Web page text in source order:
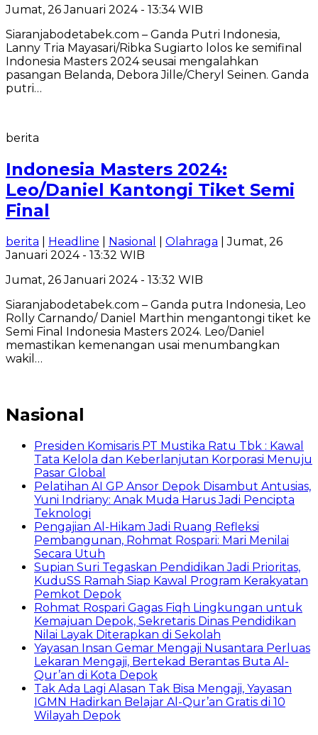
Jumat, 26 Januari 2024 - 13:34 WIB
Siaranjabodetabek.com – Ganda Putri Indonesia,
Lanny Tria Mayasari/Ribka Sugiarto lolos ke semifinal
Indonesia Masters 2024 seusai mengalahkan
pasangan Belanda, Debora Jille/Cheryl Seinen. Ganda
putri…
berita
Indonesia Masters 2024:
Leo/Daniel Kantongi Tiket Semi
Final
berita Headline Nasional Olahraga | Jumat, 26
Januari 2024 - 13:32 WIB
Jumat, 26 Januari 2024 - 13:32 WIB
Siaranjabodetabek.com – Ganda putra Indonesia, Leo
Rolly Carnando/ Daniel Marthin mengantongi tiket ke
Semi Final Indonesia Masters 2024. Leo/Daniel
memastikan kemenangan usai menumbangkan
wakil…
Nasional
Presiden Komisaris PT Mustika Ratu Tbk : Kawal
Tata Kelola dan Keberlanjutan Korporasi Menuju
Pasar Global
Pelatihan AI GP Ansor Depok Disambut Antusias,
Yuni Indriany: Anak Muda Harus Jadi Pencipta
Teknologi
Pengajian Al-Hikam Jadi Ruang Refleksi
Pembangunan, Rohmat Rospari: Mari Menilai
Secara Utuh
Supian Suri Tegaskan Pendidikan Jadi Prioritas,
KuduSS Ramah Siap Kawal Program Kerakyatan
Pemkot Depok
Rohmat Rospari Gagas Fiqh Lingkungan untuk
Kemajuan Depok, Sekretaris Dinas Pendidikan
Nilai Layak Diterapkan di Sekolah
Yayasan Insan Gemar Mengaji Nusantara Perluas
Lekaran Mengaji, Bertekad Berantas Buta Al-
Qur’an di Kota Depok
Tak Ada Lagi Alasan Tak Bisa Mengaji, Yayasan
IGMN Hadirkan Belajar Al-Qur’an Gratis di 10
Wilayah Depok